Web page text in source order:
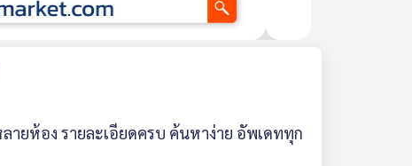
ายห้อง รายละเอียดครบ ค้นหาง่าย อัพเดททุก